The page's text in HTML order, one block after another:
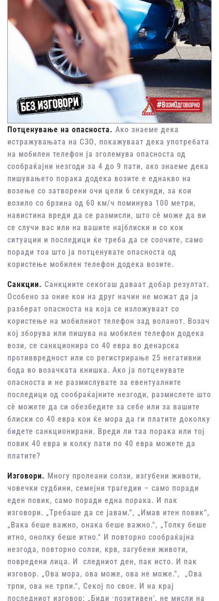
Потценување на опасноста. Ако знаеме дека
истражувањата на СЗО, покажуваат дека употребата
на мобилен телефон ја зголемува опасноста од
сообраќајни незгоди за 4 до 9 пати, ако знаеме дека
пишувањето порака додека возите е еднакво на
возење со затворени очи цели 6 секунди, за кои
возило со брзина од 60 км/ч поминува 100 метри,
навистина вреди да се размисли, што сѐ може да ви
се случи вас или на вашите најблиски и со кои
ситуации и последици ќе треба да се соочите, само
поради тоа што ја потценувате опасноста од
користење мобилен телефон додека возите.
Санкции. Санкциите секогаш даваат добар резултат.
Особено за оние кои на друг начин не можат да ја
разберат опасноста на која се изложуваат со
користење на мобилниот телефон зад воланот. Возач
кој зборува или пишува на мобилен телефон додека
вози, се санкционира со 40 евра во денарска
противвредност или со регистрирање 25 негативни
бода во возачката книшка. Ако ја потценувате
опасноста и не размислувате за евентуалните
последици од сообраќајните незгоди, размислете што
сѐ можете да си обезбедите за себе или за вашите
блиски со 40 евра кои ќе мора да ги платите доколку
бидете санкционирани. Вреди ли таа порака или тој
повик 40 евра и колку пати по 40 евра можете да
платите?
Изговори. Многу пролеани солзи, изгубени животи,
човечки судбини, семејни трагедии – само поради
еден повик, само поради една порака. И пак
изговори. „Требаше да се јавам.“, „Имав итен повик“,
„Вака беше важно, онака беше важно.“, „Толку беше
итно, онолку беше итно.“ И повторно сообраќајна
незгода, повторно солзи, крв, загубени животи,
повредени лица. И следниот ден, пак исто. И пак
изговор. „Ова мора, ова може, ова не може.“, „Ова
трпи, ова не трпи.“, Секој по свое. И на крај
последниот изговор: „Биди ׳позитивен‘, не мисли на